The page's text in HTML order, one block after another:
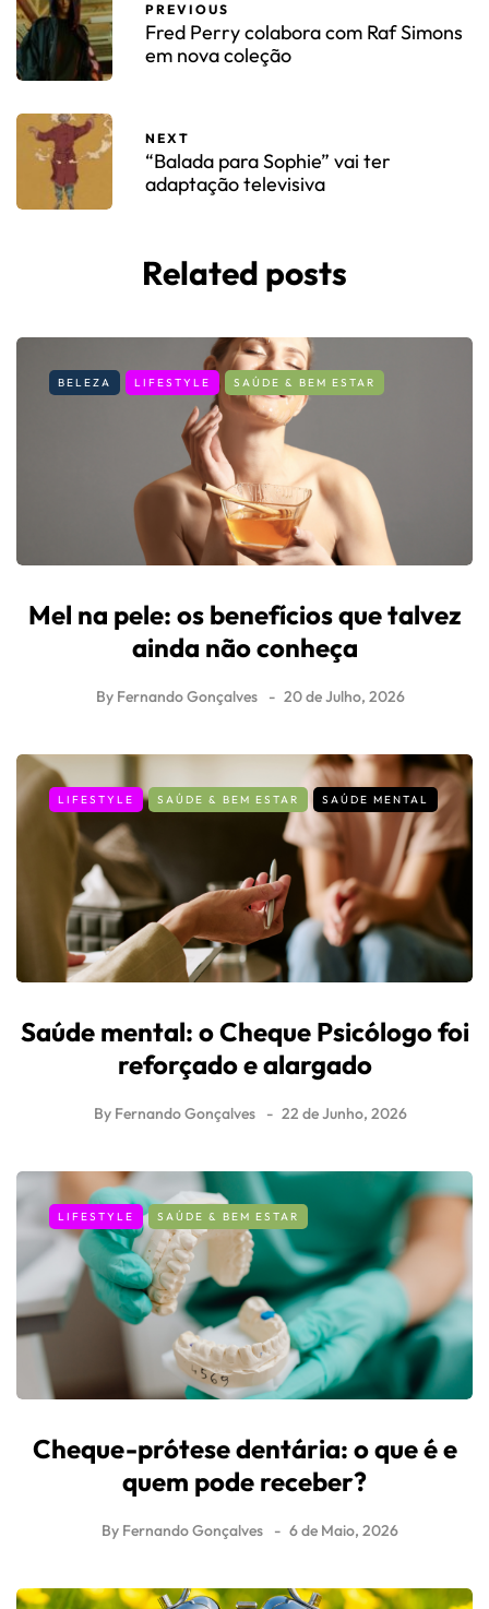
PREVIOUS
Fred Perry colabora com Raf Simons
em nova coleção
NEXT
“Balada para Sophie” vai ter
adaptação televisiva
Related posts
BELEZA LIFESTYLE SAÚDE & BEM ESTAR
Mel na pele: os benefícios que talvez
ainda não conheça
By Fernando Gonçalves 20 de Julho, 2026
LIFESTYLE SAÚDE & BEM ESTAR SAÚDE MENTAL
Saúde mental: o Cheque Psicólogo foi
reforçado e alargado
By Fernando Gonçalves 22 de Junho, 2026
LIFESTYLE SAÚDE & BEM ESTAR
Cheque-prótese dentária: o que é e
quem pode receber?
By Fernando Gonçalves 6 de Maio, 2026